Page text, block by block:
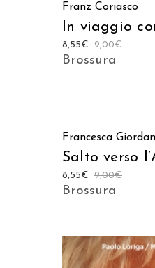
Franz Coriasco
In viaggio
9,00€
8,55€
Brossura
AGGIUNGI
Francesca
Salto verso
9,00€
8,55€
Brossura